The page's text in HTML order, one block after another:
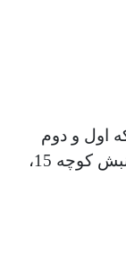
اول و دوم
صادقیه، بلوار شهدای صادقیه شمالی، نبش کوچه 15،